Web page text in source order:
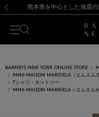
熊本県を中心とした地震
【開催中】
BARNEYS NEW YORK ONLINE STORE
MM6 MAISON MARGIELA（エムエム
Tシャツ・カットソー
MM6 MAISON MARGIELA＜エムエム